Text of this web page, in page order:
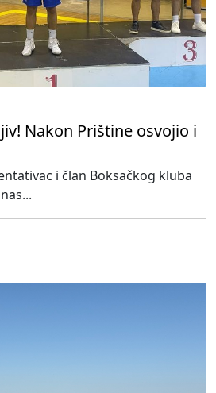
Nakon Prištine osvojio i
i član Boksačkog kluba